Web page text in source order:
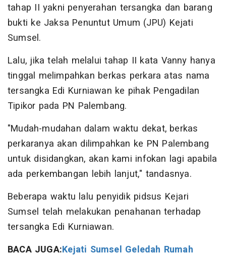
tahap II yakni penyerahan tersangka dan barang
bukti ke Jaksa Penuntut Umum (JPU) Kejati
Sumsel.
Lalu, jika telah melalui tahap II kata Vanny hanya
tinggal melimpahkan berkas perkara atas nama
tersangka Edi Kurniawan ke pihak Pengadilan
Tipikor pada PN Palembang.
"Mudah-mudahan dalam waktu dekat, berkas
perkaranya akan dilimpahkan ke PN Palembang
untuk disidangkan, akan kami infokan lagi apabila
ada perkembangan lebih lanjut," tandasnya.
Beberapa waktu lalu penyidik pidsus Kejari
Sumsel telah melakukan penahanan terhadap
tersangka Edi Kurniawan.
BACA JUGA:Kejati Sumsel Geledah Rumah